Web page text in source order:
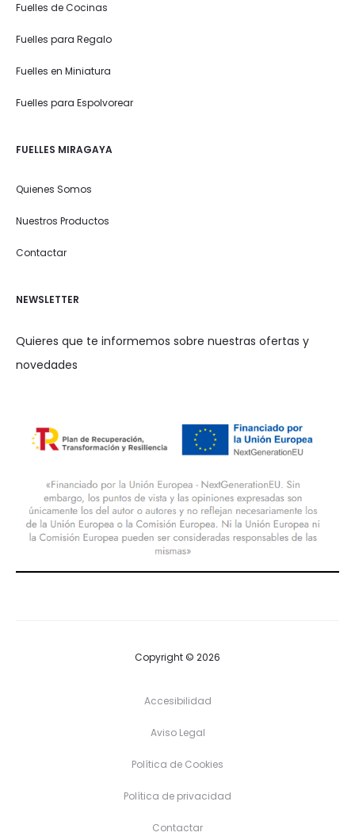
Fuelles de Cocinas
Fuelles para Regalo
Fuelles en Miniatura
Fuelles para Espolvorear
FUELLES MIRAGAYA
Quienes Somos
Nuestros Productos
Contactar
NEWSLETTER
Quieres que te informemos sobre nuestras ofertas y
novedades
Copyright © 2026
Accesibilidad
Aviso Legal
Política de Cookies
Política de privacidad
Contactar